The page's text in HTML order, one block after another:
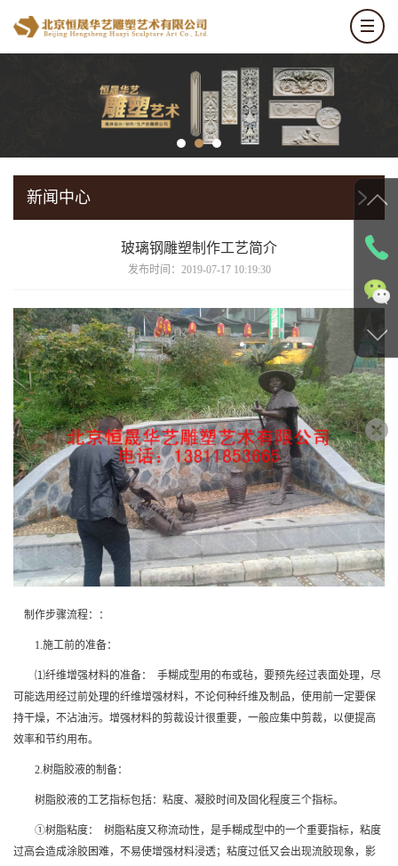
新闻中心
玻璃钢雕塑制作工艺简介
发布时间：2019-07-17 10:19:30
制作步骤流程：：
1.施工前的准备：
⑴纤维增强材料的准备： 手糊成型用的布或毡，要预先经过表面处理，尽
可能选用经过前处理的纤维增强材料，不论何种纤维及制品，使用前一定要保
持干燥，不沾油污。增强材料的剪裁设计很重要，一般应集中剪裁，以便提高
效率和节约用布。
2.树脂胶液的制备：
树脂胶液的工艺指标包括：粘度、凝胶时间及固化程度三个指标。
①树脂粘度： 树脂粘度又称流动性，是手糊成型中的一个重要指标，粘度
过高会造成涂胶困难，不易使增强材料浸透；粘度过低又会出现流胶现象，影